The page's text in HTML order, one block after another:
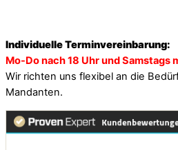
Individuelle Terminvereinbarung:
Mo-Do nach 18 Uhr und Samstags
Wir richten uns flexibel an die
Mandanten.